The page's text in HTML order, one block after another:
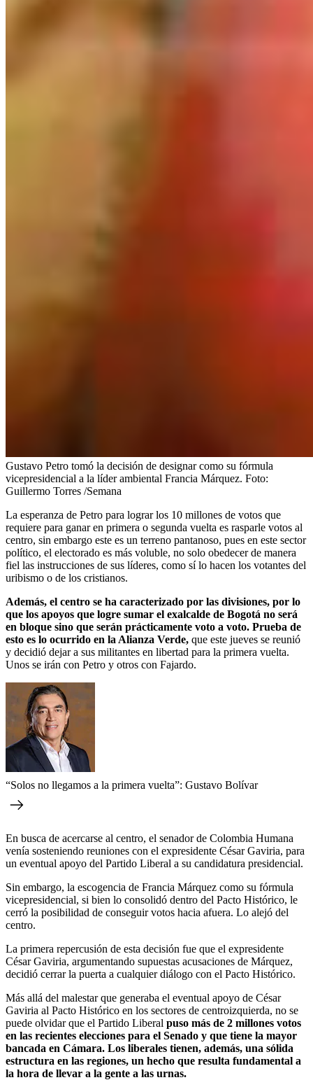
Gustavo Petro tomó la decisión de designar como su fórmula
vicepresidencial a la líder ambiental Francia Márquez. Foto:
Guillermo Torres /Semana
La esperanza de Petro para lograr los 10 millones de votos que
requiere para ganar en primera o segunda vuelta es rasparle votos al
centro, sin embargo este es un terreno pantanoso, pues en este sector
político, el electorado es más voluble, no solo obedecer de manera
fiel las instrucciones de sus líderes, como sí lo hacen los votantes del
uribismo o de los cristianos.
Además, el centro se ha caracterizado por las divisiones, por lo
que los apoyos que logre sumar el exalcalde de Bogotá no será
en bloque sino que serán prácticamente voto a voto. Prueba de
esto es lo ocurrido en la Alianza Verde, que este jueves se reunió
y decidió dejar a sus militantes en libertad para la primera vuelta.
Unos se irán con Petro y otros con Fajardo.
“Solos no llegamos a la primera vuelta”: Gustavo Bolívar
En busca de acercarse al centro, el senador de Colombia Humana
venía sosteniendo reuniones con el expresidente César Gaviria, para
un eventual apoyo del Partido Liberal a su candidatura presidencial.
Sin embargo, la escogencia de Francia Márquez como su fórmula
vicepresidencial, si bien lo consolidó dentro del Pacto Histórico, le
cerró la posibilidad de conseguir votos hacia afuera. Lo alejó del
centro.
La primera repercusión de esta decisión fue que el expresidente
César Gaviria, argumentando supuestas acusaciones de Márquez,
decidió cerrar la puerta a cualquier diálogo con el Pacto Histórico.
Más allá del malestar que generaba el eventual apoyo de César
Gaviria al Pacto Histórico en los sectores de centroizquierda, no se
puede olvidar que el Partido Liberal puso más de 2 millones votos
en las recientes elecciones para el Senado y que tiene la mayor
bancada en Cámara. Los liberales tienen, además, una sólida
estructura en las regiones, un hecho que resulta fundamental a
la hora de llevar a la gente a las urnas.